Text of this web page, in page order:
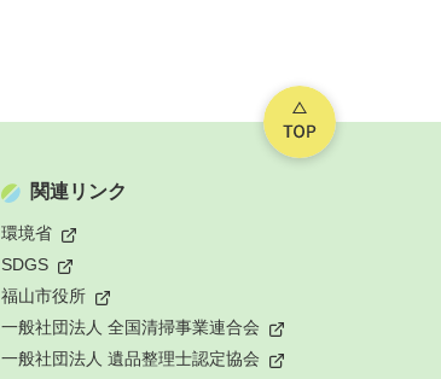
関連リンク
環境省
SDGS
福山市役所
一般社団法人 全国清掃事業連合会
一般社団法人 遺品整理士認定協会